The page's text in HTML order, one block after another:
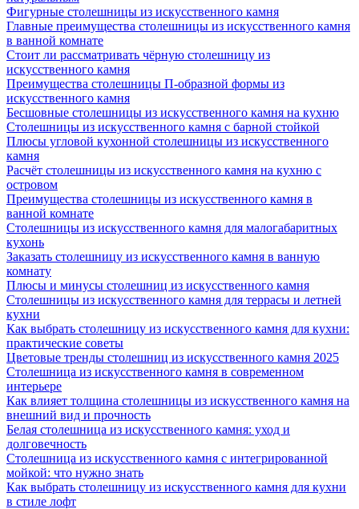
Фигурные столешницы из искусственного камня
Главные преимущества столешницы из искусственного камня
в ванной комнате
Стоит ли рассматривать чёрную столешницу из
искусственного камня
Преимущества столешницы П-образной формы из
искусственного камня
Бесшовные столешницы из искусственного камня на кухню
Столешницы из искусственного камня с барной стойкой
Плюсы угловой кухонной столешницы из искусственного
камня
Расчёт столешницы из искусственного камня на кухню с
островом
Преимущества столешницы из искусственного камня в
ванной комнате
Столешницы из искусственного камня для малогабаритных
кухонь
Заказать столешницу из искусственного камня в ванную
комнату
Плюсы и минусы столешниц из искусственного камня
Столешницы из искусственного камня для террасы и летней
кухни
Как выбрать столешницу из искусственного камня для кухни:
практические советы
Цветовые тренды столешниц из искусственного камня 2025
Столешница из искусственного камня в современном
интерьере
Как влияет толщина столешницы из искусственного камня на
внешний вид и прочность
Белая столешница из искусственного камня: уход и
долговечность
Столешница из искусственного камня с интегрированной
мойкой: что нужно знать
Как выбрать столешницу из искусственного камня для кухни
в стиле лофт